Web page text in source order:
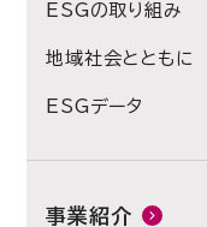
ESGの取り組み
地域社会とともに
ESGデータ
事業紹介